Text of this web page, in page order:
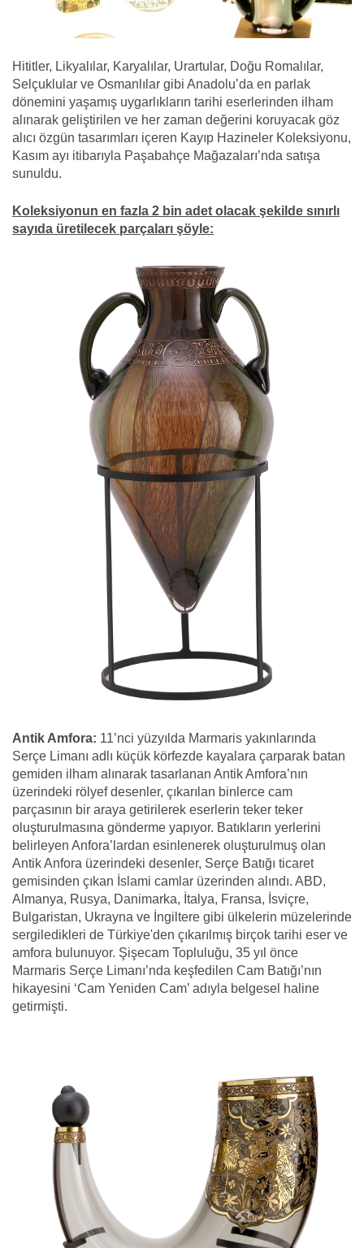
Hititler, Likyalılar, Karyalılar, Urartular, Doğu Romalılar,
Selçuklular ve Osmanlılar gibi Anadolu’da en parlak
dönemini yaşamış uygarlıkların tarihi eserlerinden ilham
alınarak geliştirilen ve her zaman değerini koruyacak göz
alıcı özgün tasarımları içeren Kayıp Hazineler Koleksiyonu,
Kasım ayı itibarıyla Paşabahçe Mağazaları’nda satışa
sunuldu.
Koleksiyonun en fazla 2 bin adet olacak şekilde sınırlı
sayıda üretilecek parçaları şöyle:
Antik Amfora: 11’nci yüzyılda Marmaris yakınlarında
Serçe Limanı adlı küçük körfezde kayalara çarparak batan
gemiden ilham alınarak tasarlanan Antik Amfora’nın
üzerindeki rölyef desenler, çıkarılan binlerce cam
parçasının bir araya getirilerek eserlerin teker teker
oluşturulmasına gönderme yapıyor. Batıkların yerlerini
belirleyen Anfora’lardan esinlenerek oluşturulmuş olan
Antik Anfora üzerindeki desenler, Serçe Batığı ticaret
gemisinden çıkan İslami camlar üzerinden alındı. ABD,
Almanya, Rusya, Danimarka, İtalya, Fransa, İsviçre,
Bulgaristan, Ukrayna ve İngiltere gibi ülkelerin müzelerinde
sergiledikleri de Türkiye'den çıkarılmış birçok tarihi eser ve
amfora bulunuyor. Şişecam Topluluğu, 35 yıl önce
Marmaris Serçe Limanı’nda keşfedilen Cam Batığı’nın
hikayesini ‘Cam Yeniden Cam’ adıyla belgesel haline
getirmişti.